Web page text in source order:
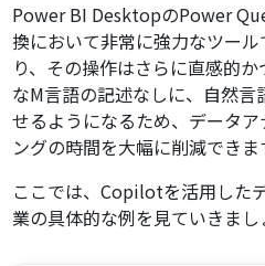
Power BI DesktopのPower
換において非常に強力なツー
り、その操作はさらに直感的
なM言語の記述なしに、自然
せるようになるため、データ
ングの時間を大幅に削減できま
ここでは、Copilotを活用した
業の具体的な例を見ていきまし